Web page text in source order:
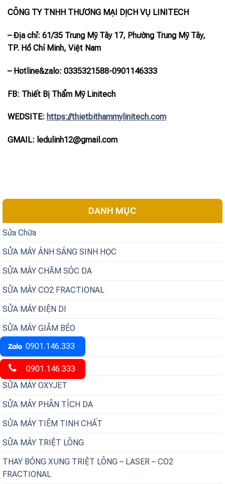
CÔNG TY TNHH THƯƠNG MẠI DỊCH VỤ LINITECH
– Địa chỉ: 61/35 Trung Mỹ Tây 17, Phường Trung Mỹ Tây,
TP. Hồ Chí Minh, Việt Nam
– Hotline&zalo: 0335321588-0901146333
FB: Thiết Bị Thẩm Mỹ Linitech
WEDSITE: https://thietbithammylinitech.com
GMAIL: ledulinh12@gmail.com
DANH MỤC
Sửa Chữa
SỬA MÁY ÁNH SÁNG SINH HỌC
SỬA MÁY CHĂM SÓC DA
SỬA MÁY CO2 FRACTIONAL
SỬA MÁY ĐIỆN DI
SỬA MÁY GIẢM BÉO
SỬA MÁY LASER
SỬA MÁY NÂNG CƠ
SỬA MÁY OXYJET
SỬA MÁY PHÂN TÍCH DA
SỬA MÁY TIÊM TINH CHẤT
SỬA MÁY TRIỆT LÔNG
THAY BÓNG XUNG TRIỆT LÔNG – LASER – CO2
FRACTIONAL
0901.146.333
0901.146.333